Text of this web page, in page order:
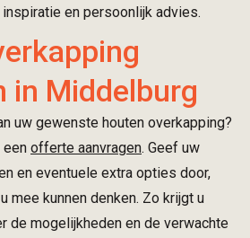
en persoonlijk advies.
in Middelburg
uw gewenste houten overkapping?
een offerte aanvragen. Geef uw
en eventuele extra opties door,
mee kunnen denken. Zo krijgt u
de mogelijkheden en de verwachte